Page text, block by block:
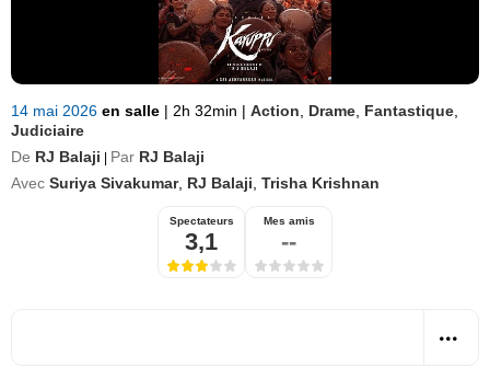
14 mai 2026 en salle | 2h 32min | Action Drame Fantastique
Judiciaire
De RJ Balaji Par RJ Balaji
Avec Suriya Sivakumar, RJ Balaji Trisha Krishnan
Spectateurs
3,1
Mes amis
--